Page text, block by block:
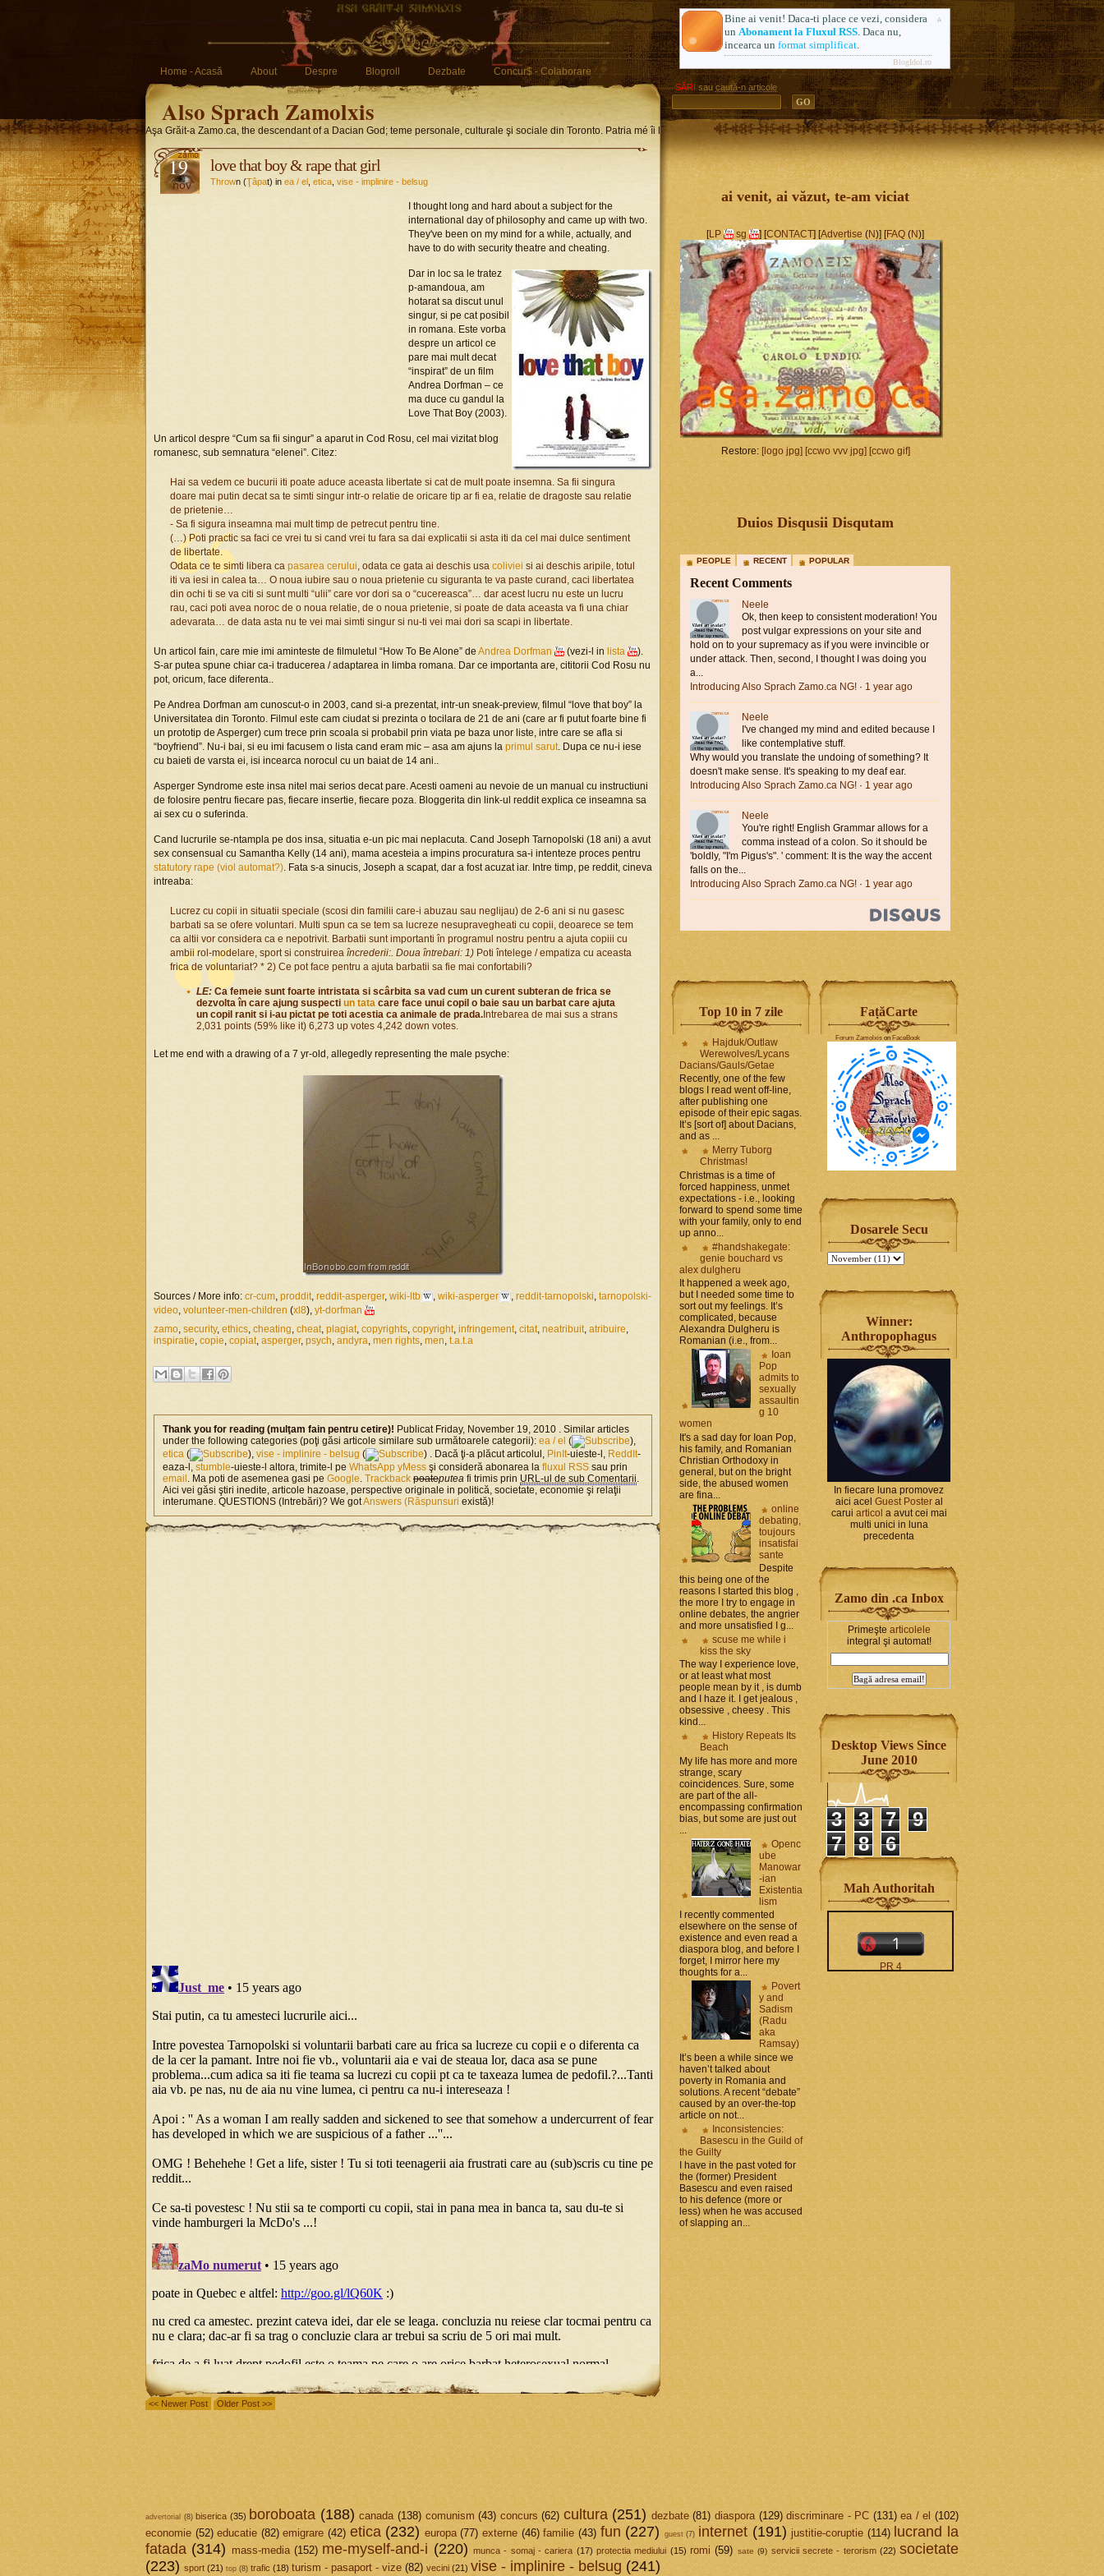
Home - Acasă About Despre Blogroll Dezbate Concur$ - Colaborare
Also Sprach Zamolxis
Aşa Grăit-a Zamo.ca, the descendant of a Dacian God; teme personale, culturale şi sociale din Toronto. Patria mé îi limba romgleză. Formerly AlsoSprachZamolxis.com
SĂRI sau caută-n articole
Bine ai venit! Daca-ti place ce vezi, considera
un Abonament la Fluxul RSS. Daca nu,
incearca un format simplificat.
BlogIdol.ro
19
nov
love that boy & rape that girl
Thrown (Ţâpat) in ea / el etica vise - implinire - belsug
I thought long and hard about a subject for the
international day of philosophy and came up with two.
They've been on my mind for a while, actually, and
have to do with security theatre and cheating.
Dar in loc sa le tratez
p-amandoua, am
hotarat sa discut unul
singur, si pe cat posibil
in romana. Este vorba
despre un articol ce
pare mai mult decat
“inspirat” de un film
Andrea Dorfman – ce
ma duce cu gandul la
Love That Boy (2003).
Un articol despre “Cum sa fii singur” a aparut in Cod Rosu, cel mai vizitat blog
romanesc, sub semnatura “elenei”. Citez:
Hai sa vedem ce bucurii iti poate aduce aceasta libertate si cat de mult poate insemna. Sa fii singura
doare mai putin decat sa te simti singur intr-o relatie de oricare tip ar fi ea, relatie de dragoste sau relatie
de prietenie…
- Sa fi sigura inseamna mai mult timp de petrecut pentru tine.
(…) Poti practic sa faci ce vrei tu si cand vrei tu fara sa dai explicatii si asta iti da cel mai dulce sentiment
de libertate.
Odata ce te simti libera ca pasarea cerului, odata ce gata ai deschis usa coliviei si ai deschis aripile, totul
iti va iesi in calea ta… O noua iubire sau o noua prietenie cu siguranta te va paste curand, caci libertatea
din ochi ti se va citi si sunt multi “ulii” care vor dori sa o “cucereasca”… dar acest lucru nu este un lucru
rau, caci poti avea noroc de o noua relatie, de o noua prietenie, si poate de data aceasta va fi una chiar
adevarata… de data asta nu te vei mai simti singur si nu-ti vei mai dori sa scapi in libertate.
Un articol fain, care mie imi aminteste de filmuletul “How To Be Alone” de Andrea Dorfman (vezi-l in lista
).
S-ar putea spune chiar ca-i traducerea / adaptarea in limba romana. Dar ce importanta are, cititorii Cod Rosu nu
pot, oricum, face diferenta..
Pe Andrea Dorfman am cunoscut-o in 2003, cand si-a prezentat, intr-un sneak-preview, filmul “love that boy” la
Universitatea din Toronto. Filmul este cam ciudat si prezinta o tocilara de 21 de ani (care ar fi putut foarte bine fi
un prototip de Asperger) cum trece prin scoala si probabil prin viata pe baza unor liste, intre care se afla si
“boyfriend”. Nu-i bai, si eu imi facusem o lista cand eram mic – asa am ajuns la primul sarut. Dupa ce nu-i iese
cu baieti de varsta ei, isi incearca norocul cu un baiat de 14 ani..
Asperger Syndrome este insa nitel mai serios decat pare. Acesti oameni au nevoie de un manual cu instructiuni
de folosire pentru fiecare pas, fiecare insertie, fiecare poza. Bloggerita din link-ul reddit explica ce inseamna sa
ai sex cu o suferinda.
Cand lucrurile se-ntampla pe dos insa, situatia e-un pic mai neplacuta. Cand Joseph Tarnopolski (18 ani) a avut
sex consensual cu Samantha Kelly (14 ani), mama acesteia a impins procuratura sa-i intenteze proces pentru
statutory rape (viol automat?). Fata s-a sinucis, Joseph a scapat, dar a fost acuzat iar. Intre timp, pe reddit, cineva
intreaba:
Lucrez cu copii in situatii speciale (scosi din familii care-i abuzau sau neglijau) de 2-6 ani si nu gasesc
barbati sa se ofere voluntari. Multi spun ca se tem sa lucreze nesupravegheati cu copii, deoarece se tem
ca altii vor considera ca e nepotrivit. Barbatii sunt importanti în programul nostru pentru a ajuta copiii cu
ambii rol-modelare, sport si construirea încrederii:. Doua întrebari: 1) Poti întelege / empatiza cu aceasta
frica de voluntariat? * 2) Ce pot face pentru a ajuta barbatii sa fie mai confortabili?
LE: Ca femeie sunt foarte intristata si scârbita sa vad cum un curent subteran de frica se
dezvolta în care ajung suspecti un tata care face unui copil o baie sau un barbat care ajuta
un copil ranit si i-au pictat pe toti acestia ca animale de prada. Intrebarea de mai sus a strans
2,031 points (59% like it) 6,273 up votes 4,242 down votes.
Let me end with a drawing of a 7 yr-old, allegedly representing the male psyche:
Sources / More info: cr-cum, proddit, reddit-asperger, wiki-ltb , wiki-asperger , reddit-tarnopolski, tarnopolski-
video, volunteer-men-children (xl8), yt-dorfman
zamo, security, ethics, cheating, cheat, plagiat, copyrights, copyright, infringement, citat, neatribuit, atribuire,
inspiratie, copie, copiat, asperger, psych, andyra, men rights, men, t.a.t.a
Thank you for reading (mulţam fain pentru cetire)! Publicat Friday, November 19, 2010 . Similar articles
under the following categories (poţi găsi articole similare sub următoarele categorii): ea / el (
),
etica ( ), vise - implinire - belsug ( ) . Dacă ţi-a plăcut articolul, PinIt-uieste-l, ReddIt-
eaza-l, stumble-uieste-l altora, trimite-l pe WhatsApp yMess şi consideră abonarea la fluxul RSS sau prin
email . Ma poti de asemenea gasi pe Google. Trackback poateputea fi trimis prin URL-ul de sub Comentarii.
Aici vei găsi ştiri inedite, articole hazoase, perspective originale in politică, societate, economie şi relaţii
interumane. QUESTIONS (Intrebări)? We gotAnswers (Răspunsuri există)!
<< Newer Post Older Post >>
ai venit, ai văzut, te-am viciat
[LP sg ] [CONTACT] [Advertise (N)] [FAQ (N)]
Restore: [logo jpg] [ccwo vvv jpg] [ccwo gif]
Duios Disqusii Disqutam
PEOPLE RECENT POPULAR
Recent Comments
Neele
Ok, then keep to consistent moderation! You
post vulgar expressions on your site and
hold on to your supremacy as if you were invincible or
under attack. Then, second, I thought I was doing you
a...
Introducing Also Sprach Zamo.ca NG! · 1 year ago
Neele
I've changed my mind and edited because I
like contemplative stuff.
Why would you translate the undoing of something? It
doesn't make sense. It's speaking to my deaf ear.
Introducing Also Sprach Zamo.ca NG! · 1 year ago
Neele
You're right! English Grammar allows for a
comma instead of a colon. So it should be
'boldly, "I'm Pigus's". ' comment: It is the way the accent
falls on the...
Introducing Also Sprach Zamo.ca NG! · 1 year ago
Top 10 in 7 zile
Hajduk/Outlaw
Werewolves/Lycans
Dacians/Gauls/Getae
Recently, one of the few
blogs I read went off-line,
after publishing one
episode of their epic sagas.
It’s [sort of] about Dacians,
and as ...
Merry Tuborg
Christmas!
Christmas is a time of
forced happiness, unmet
expectations - i.e., looking
forward to spend some time
with your family, only to end
up anno...
#handshakegate:
genie bouchard vs
alex dulgheru
It happened a week ago,
but I needed some time to
sort out my feelings. It’s
complicated, because
Alexandra Dulgheru is
Romanian (i.e., from...
Ioan
Pop
admits to
sexually
assaultin
g 10
women
It's a sad day for Ioan Pop,
his family, and Romanian
Christian Orthodoxy in
general, but on the bright
side, the abused women
are fina...
online
debating,
toujours
insatisfai
sante
Despite
this being one of the
reasons I started this blog ,
the more I try to engage in
online debates, the angrier
and more unsatisfied I g...
scuse me while i
kiss the sky
The way I experience love,
or at least what most
people mean by it , is dumb
and I haze it. I get jealous ,
obsessive , cheesy . This
kind...
History Repeats Its
Beach
My life has more and more
strange, scary
coincidences. Sure, some
are part of the all-
encompassing confirmation
bias, but some are just out
Openc
ube
Manowar
-ian
Existentia
lism
I recently commented
elsewhere on the sense of
existence and even read a
diaspora blog, and before I
forget, I mirror here my
thoughts for a...
Povert
y and
Sadism
(Radu
aka
Ramsay)
It’s been a while since we
haven’t talked about
poverty in Romania and
solutions. A recent “debate”
caused by an over-the-top
article on not...
Inconsistencies:
Basescu in the Guild of
the Guilty
I have in the past voted for
the (former) President
Basescu and even raised
to his defence (more or
less) when he was accused
of slapping an...
FaṭăCarte
Forum Zamolxis on FaceBook
Dosarele Secu
Winner:
Anthropophagus
In fiecare luna promovez
aici acel Guest Posteral
carui articol a avut cei mai
multi unici in luna
precedenta
Zamo din .ca Inbox
Primeşte articolele
integral şi automat!
Desktop Views Since
June 2010
3 3 7
9
7
8 6
Mah Authoritah
PR 4
advertorial (8) biserica (35) boroboata (188) canada (138) comunism (43) concurs (62) cultura (251) dezbate (81) diaspora (129) discriminare - PC (131) ea / el (102)
economie (52) educatie (82) emigrare (42) etica (232) europa (77) externe (46) familie (43) fun (227) guest (7) internet (191) justitie-coruptie (114)
lucrand la
fatada (314) mass-media (152) me-myself-and-i (220) munca - somaj - cariera (17) protectia mediului (15) romi (59) sate (9) servicii secrete - terorism (22) societate
(223) sport (21) top (8) trafic (18) turism - pasaport - vize (82) vecini (21) vise - implinire - belsug (241)